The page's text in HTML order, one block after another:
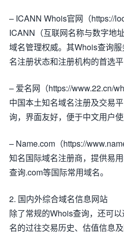
– ICANN Whois官网（https://
ICANN（互联网名称与数字地
域名管理权威。其Whois查询
名注册状态和注册机构的首选平
– 爱名网（https://www.22.cn/
中国本土知名域名注册及交易
询，界面友好，便于中文用户使
– Name.com（https://
知名国际域名注册商，提供易
查询.com等国际常用域名。
2. 国内外综合域名信息网站
除了常规的Whois查询，还可
名的过往交易历史、估值信息及